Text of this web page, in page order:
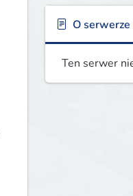
O serwerze
Ten serwer